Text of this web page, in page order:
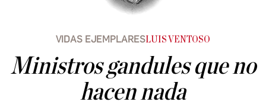
VIDAS EJEMPLARES LUIS VENTOSO
Ministros gandules que no
hacen nada